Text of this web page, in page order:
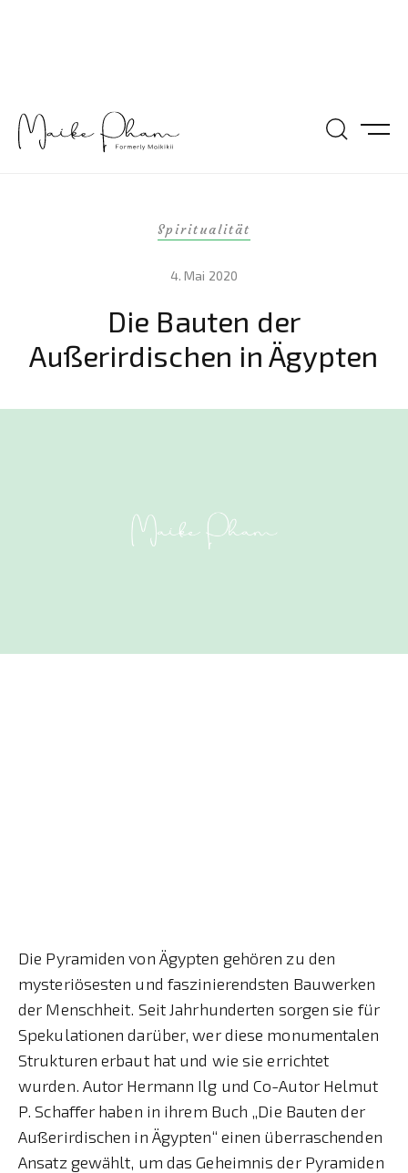
Spiritualität
4. Mai 2020
Die Bauten der
Außerirdischen in Ägypten
Die Pyramiden von Ägypten gehören zu den
mysteriösesten und faszinierendsten Bauwerken
der Menschheit. Seit Jahrhunderten sorgen sie für
Spekulationen darüber, wer diese monumentalen
Strukturen erbaut hat und wie sie errichtet
wurden. Autor Hermann Ilg und Co-Autor Helmut
P. Schaffer haben in ihrem Buch „Die Bauten der
Außerirdischen in Ägypten“ einen überraschenden
Ansatz gewählt, um das Geheimnis der Pyramiden